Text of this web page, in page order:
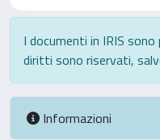
I documenti in IRIS
diritti sono riservati,
Informazioni